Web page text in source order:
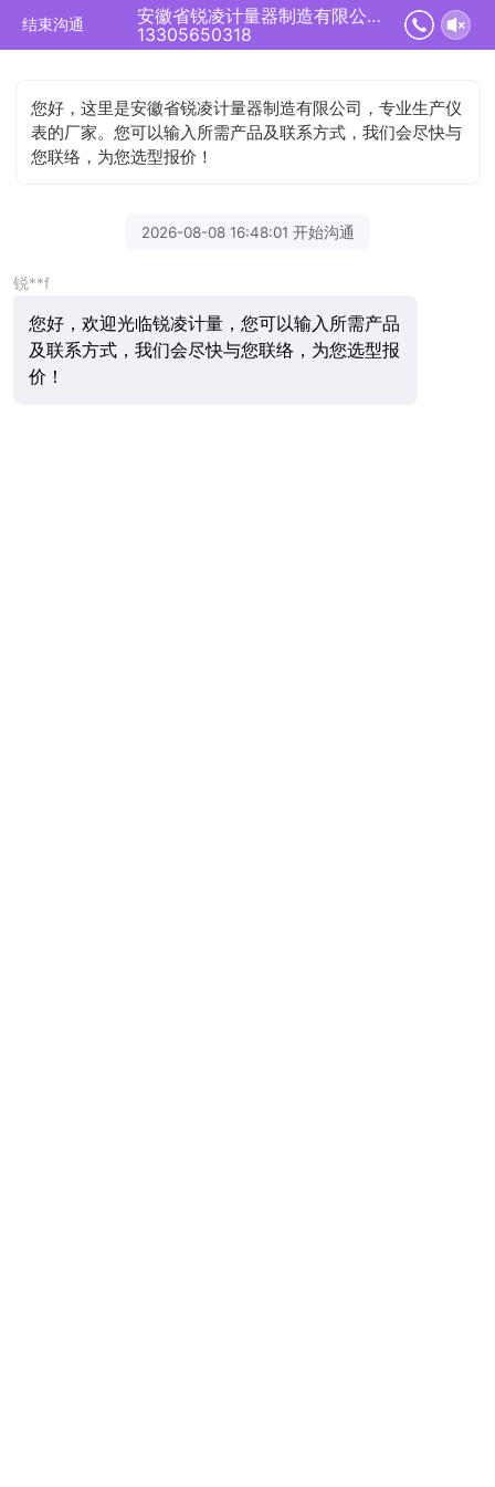
结束沟通
安徽省锐凌计量器制造有限公司正在为您服务
13305650318
您好，这里是安徽省锐凌计量器制造有限公司，专业生产仪
表的厂家。您可以输入所需产品及联系方式，我们会尽快与
您联络，为您选型报价！
2026-08-08 16:48:01 开始沟通
锐**f
您好，欢迎光临锐凌计量，您可以输入所需产品
及联系方式，我们会尽快与您联络，为您选型报
价！